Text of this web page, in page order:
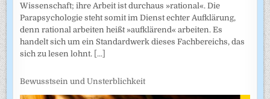
Wissenschaft; ihre Arbeit ist durchaus »rational«. Die
Parapsychologie steht somit im Dienst echter Aufklärung,
denn rational arbeiten heißt »aufklärend« arbeiten. Es
handelt sich um ein Standardwerk dieses Fachbereichs, das
sich zu lesen lohnt. [...]
Bewusstsein und Unsterblichkeit